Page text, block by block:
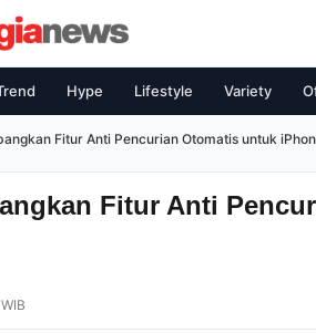
Hype Lifestyle Variety
Fitur Anti Pencurian Otomatis untuk
Fitur Anti